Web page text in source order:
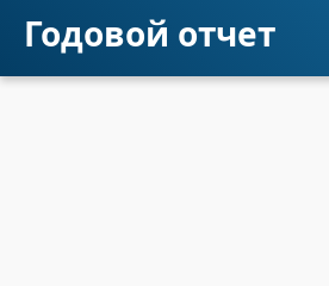
Годовой отчет